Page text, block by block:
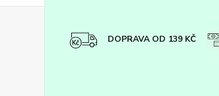
DOPRAVA OD 139 KČ